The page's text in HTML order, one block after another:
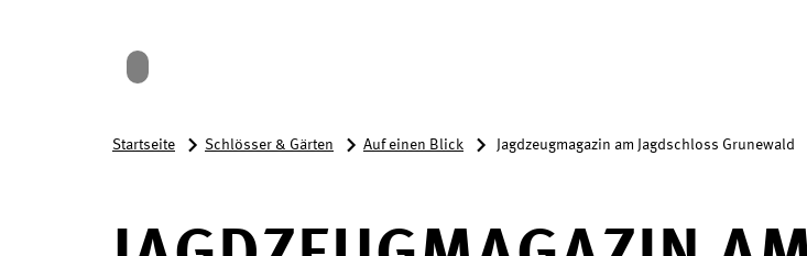
Startseite Schlösser & Gärten Auf einen Blick Jagdzeugmagazin am Jagdschloss Grunewald